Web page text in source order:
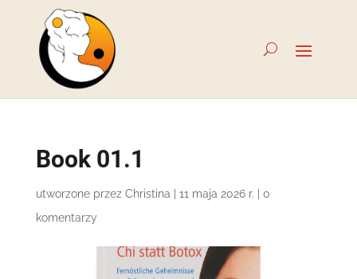
Book 01.1
utworzone przez Christina 11 maja 2026 r.
0
komentarzy